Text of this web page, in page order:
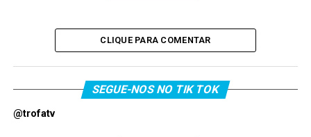
CLIQUE PARA COMENTAR
SEGUE-NOS NO TIK TOK
@trofatv